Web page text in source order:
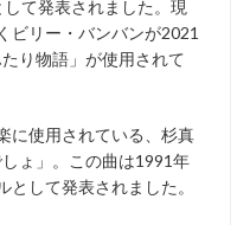
て発表されました。現
ビリー・バンバンが2021
り物語」が使用されて
に使用されている、杉真
ょ」。この曲は1991年
して発表されました。